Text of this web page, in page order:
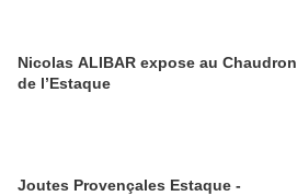
Nicolas ALIBAR expose au Chaudron
de l’Estaque
Joutes Provençales Estaque -